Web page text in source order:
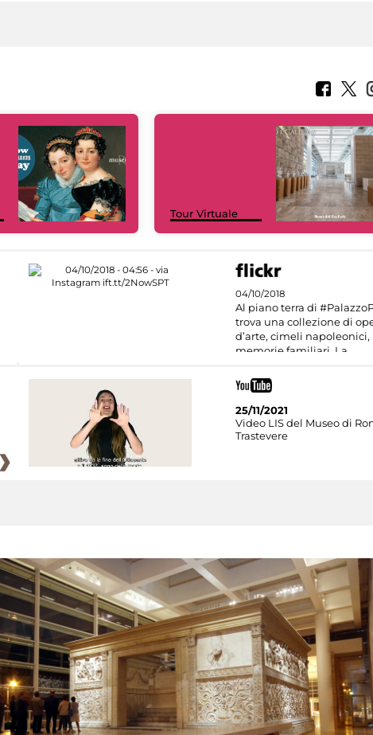
Tour Virtuale
04/10/2018
Al piano terra di
trova una collezione di
d’arte, cimeli napoleonici,
memorie familiari. La
25/11/2021
Video LIS del Museo di
Trastevere